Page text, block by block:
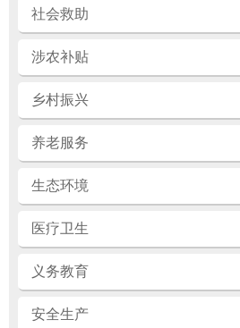
社会救助
涉农补贴
乡村振兴
养老服务
生态环境
医疗卫生
义务教育
安全生产